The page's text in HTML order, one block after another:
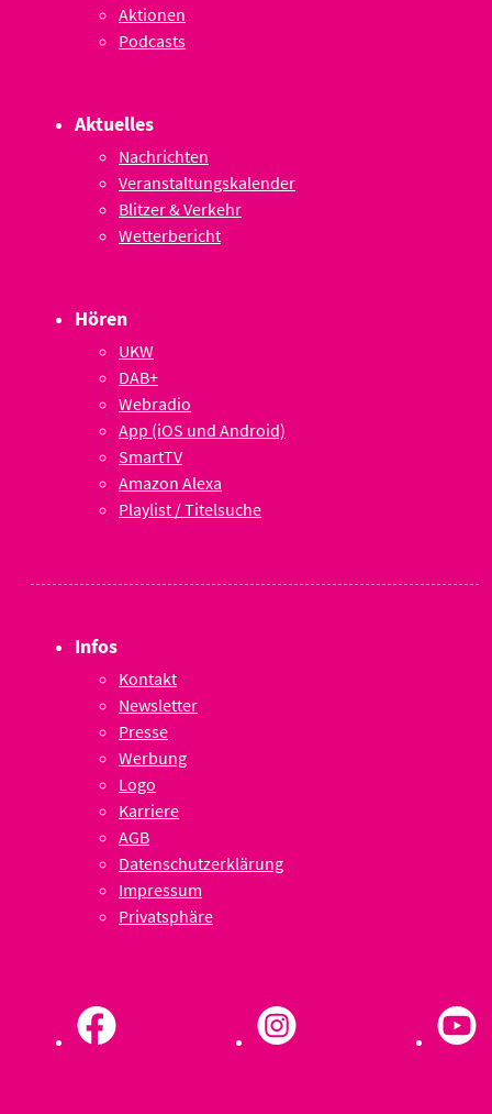
Aktionen
Podcasts
Aktuelles
Nachrichten
Veranstaltungskalender
Blitzer & Verkehr
Wetterbericht
Hören
UKW
DAB+
Webradio
App (iOS und Android)
SmartTV
Amazon Alexa
Playlist / Titelsuche
Infos
Kontakt
Newsletter
Presse
Werbung
Logo
Karriere
AGB
Datenschutzerklärung
Impressum
Privatsphäre